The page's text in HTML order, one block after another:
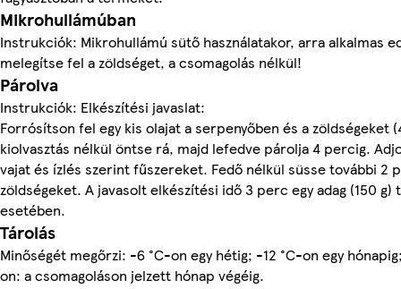
Mikrohullámúban
Instrukciók: Mikrohullámú sütő használatakor, arra alkalmas
melegítse fel a zöldséget, a csomagolás nélkül!
Párolva
Instrukciók: Elkészítési javaslat:
Forrósítson fel egy kis olajat a serpenyőben és a zöldségeket
kiolvasztás nélkül öntse rá, majd lefedve párolja 4 percig.
vajat és ízlés szerint fűszereket. Fedő nélkül süsse további 2
zöldségeket. A javasolt elkészítési idő 3 perc egy adag (150 g)
esetében.
Tárolás
Minőségét megőrzi: -6 °C-on egy hétig; -12 °C-on egy
on: a csomagoláson jelzett hónap végéig.